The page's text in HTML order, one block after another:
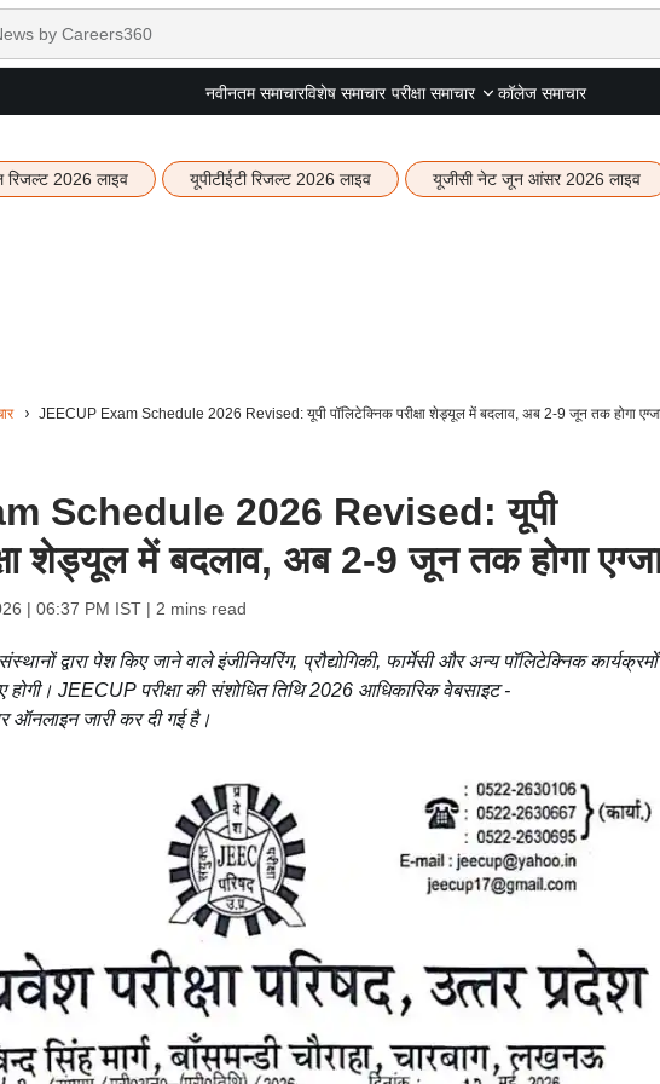
नवीनतम समाचारविशेष समाचार परीक्षा समाचार कॉलेज समाचार
रिजल्ट 2026 लाइव यूपीटीईटी रिजल्ट 2026 लाइव यूजीसी नेट जून आंसर 2026 लाइव
JEECUP Exam Schedule 2026 Revised: यूपी पॉलिटेक्निक परीक्षा शेड्यूल में बदलाव, अब 2-9 जून तक होगा
Schedule 2026 Revised: यूपी
शेड्यूल में बदलाव, अब 2-9 जून तक होगा
| 06:37 PM IST| 2 mins read
द्वारा पेश किए जाने वाले इंजीनियरिंग, प्रौद्योगिकी, फार्मेसी और अन्य पॉलिटेक्निक
होगी। JEECUP परीक्षा की संशोधित तिथि 2026 आधिकारिक वेबसाइट -
जारी कर दी गई है।